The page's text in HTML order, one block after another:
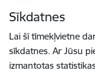
Sīkdatnes
Lai šī tīmekļvietne
sīkdatnes. Ar Jūsu
izmantotas